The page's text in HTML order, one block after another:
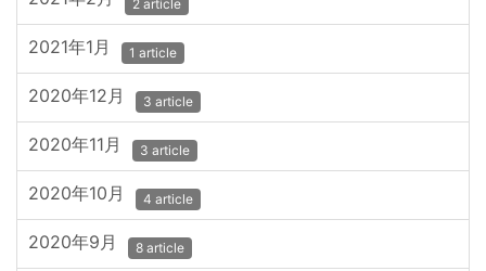
2 article
2021年1月 1 article
2020年12月 3 article
2020年11月 3 article
2020年10月 4 article
2020年9月 8 article